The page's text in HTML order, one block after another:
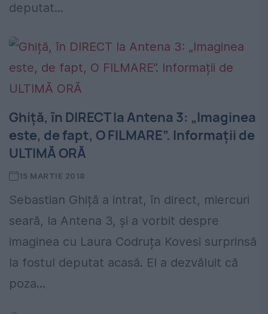
deputat...
Ghiță, în DIRECT la Antena 3: „Imaginea
este, de fapt, O FILMARE”. Informații de
ULTIMĂ ORĂ
15 MARTIE 2018
Sebastian Ghiță a intrat, în direct, miercuri
seară, la Antena 3, și a vorbit despre
imaginea cu Laura Codruța Kovesi surprinsă
la fostul deputat acasă. El a dezvăluit că
poza...